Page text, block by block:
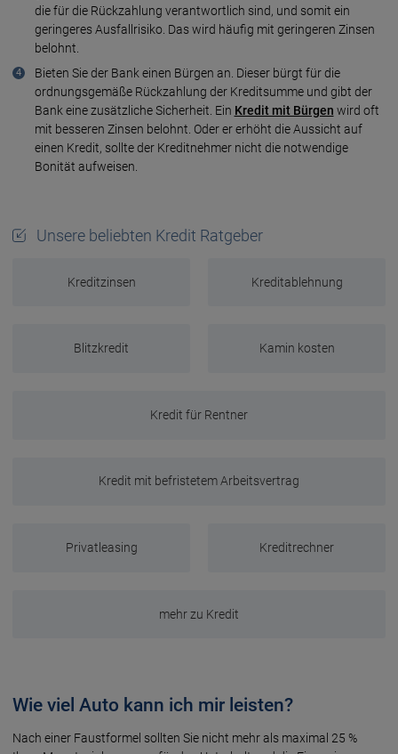
die für die Rück­zah­lung verant­wort­lich sind, und somit ein
geringe­res Ausfall­risiko. Das wird häufig mit gerin­geren Zin­sen
belohnt.
Bieten Sie der Bank einen Bürgen an. Dieser bürgt für die
ordnungs­gemäße Rück­zahlung der Kredit­summe und gibt der
Bank eine zusätz­liche Sicher­heit. Ein Kredit mit Bürgen wird oft
mit besseren Zinsen belohnt. Oder er erhöht die Aus­sicht auf
einen Kredit, sollte der Kredit­nehmer nicht die notwen­dige
Bonität aufweisen.
Unsere beliebten Kredit Ratgeber
Kreditzinsen Kreditablehnung
Blitzkredit Kamin kosten
Kredit für Rentner
Kredit mit befristetem Arbeitsvertrag
Privatleasing Kreditrechner
mehr zu Kredit
Wie viel Auto kann ich mir leisten?
Nach einer Faust­formel sollten Sie nicht mehr als maxi­mal 25 %